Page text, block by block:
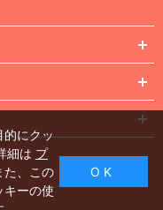
Instagram
的にクッ
細は プ
た、この
キーの使
O K